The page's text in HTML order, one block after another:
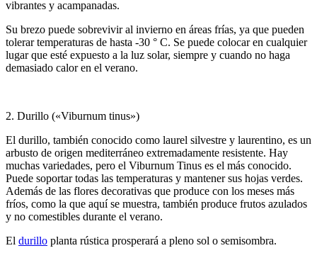
vibrantes y acampanadas.
Su brezo puede sobrevivir al invierno en áreas frías, ya que pueden
tolerar temperaturas de hasta -30 ° C. Se puede colocar en cualquier
lugar que esté expuesto a la luz solar, siempre y cuando no haga
demasiado calor en el verano.
2. Durillo («Viburnum tinus»)
El durillo, también conocido como laurel silvestre y laurentino, es un
arbusto de origen mediterráneo extremadamente resistente. Hay
muchas variedades, pero el Viburnum Tinus es el más conocido.
Puede soportar todas las temperaturas y mantener sus hojas verdes.
Además de las flores decorativas que produce con los meses más
fríos, como la que aquí se muestra, también produce frutos azulados
y no comestibles durante el verano.
El durillo planta rústica prosperará a pleno sol o semisombra.